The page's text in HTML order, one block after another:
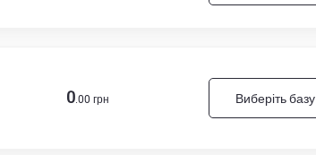
0.00 грн Виберіть базу